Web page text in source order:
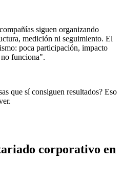
siguen organizando
medición ni seguimiento. El
poca participación, impacto
funciona".
que sí consiguen resultados? Eso
corporativo en